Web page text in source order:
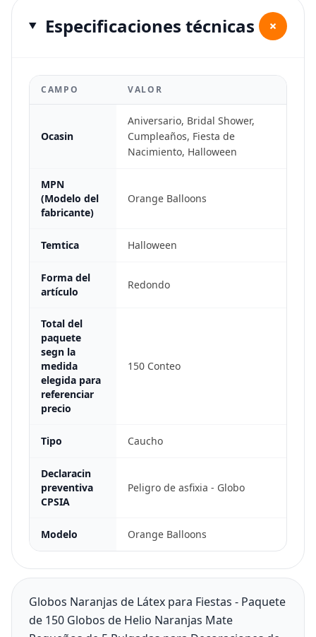
Especificaciones técnicas +
CAMPO VALOR
Ocasin
Aniversario, Bridal Shower,
Cumpleaños, Fiesta de
Nacimiento, Halloween
MPN
(Modelo del
fabricante)
Orange Balloons
Temtica Halloween
Forma del
artículo
Redondo
Total del
paquete
segn la
medida
elegida para
referenciar
precio
150 Conteo
Tipo Caucho
Declaracin
preventiva
CPSIA
Peligro de asfixia - Globo
Modelo Orange Balloons
Globos Naranjas de Látex para Fiestas - Paquete
de 150 Globos de Helio Naranjas Mate